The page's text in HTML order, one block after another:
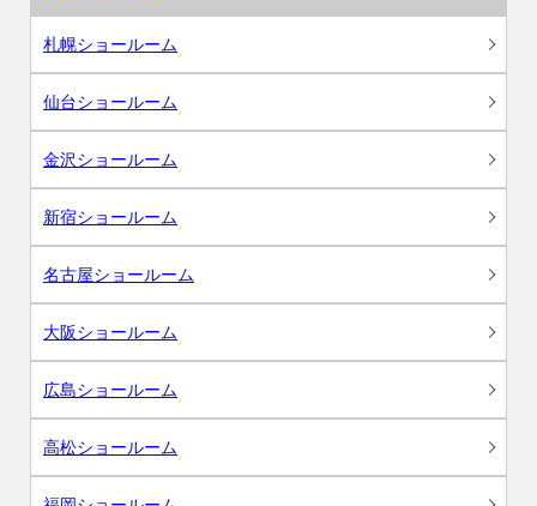
札幌ショールーム
仙台ショールーム
金沢ショールーム
新宿ショールーム
名古屋ショールーム
大阪ショールーム
広島ショールーム
高松ショールーム